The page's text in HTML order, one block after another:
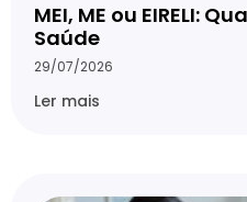
MEI, ME ou EIRELI:
Saúde
29/07/2026
Ler mais